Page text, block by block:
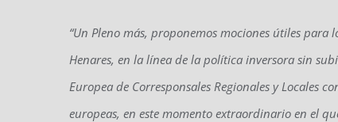
“Un Pleno más, proponemos mociones útiles para
Henares, en la línea de la política inversora sin
Europea de Corresponsales Regionales y Locales
europeas, en este momento extraordinario en el